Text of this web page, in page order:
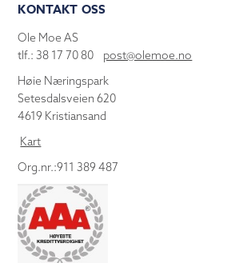
KONTAKT OSS
Ole Moe AS
tlf.: 38 17 70 80 post@olemoe.no
Høie Næringspark
Setesdalsveien 620
4619 Kristiansand
Kart
Org.nr.:911 389 487